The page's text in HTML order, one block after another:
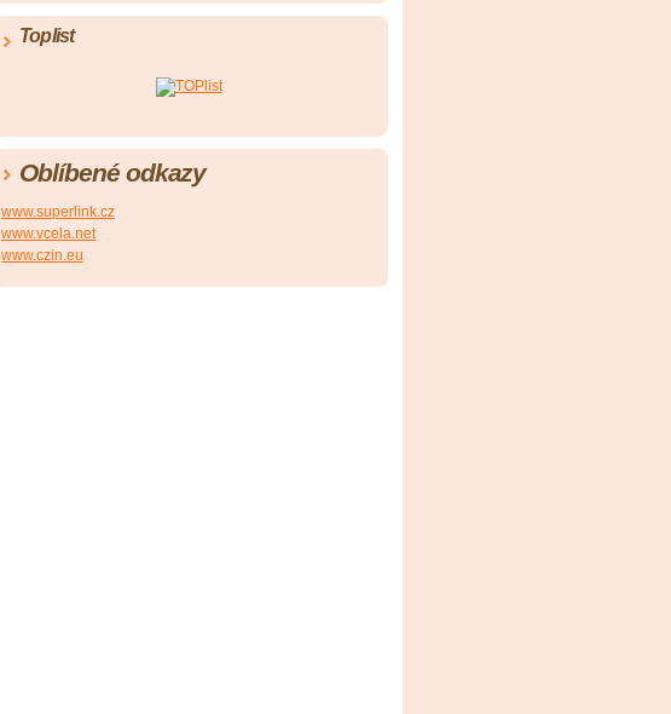
Toplist
Oblíbené odkazy
www.superlink.cz
www.vcela.net
www.czin.eu